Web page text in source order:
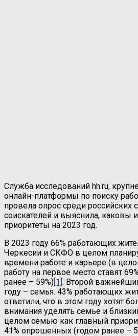
Служба исследований hh.ru,
онлайн-платформы по поиску
провела опрос среди российских
соискателей и выяснила, каковы
приоритеты на 2023 год.
В 2023 году 66% работающих
Черкесии и СКФО в целом
времени работе и карьере (в
работу на первое место ставят
ранее – 59%)[1]. Второй
году – семья. 43% работающих
ответили, что в этом году хотят
внимания уделять семье и
целом семью как главный
41% опрошенных (годом ранее –